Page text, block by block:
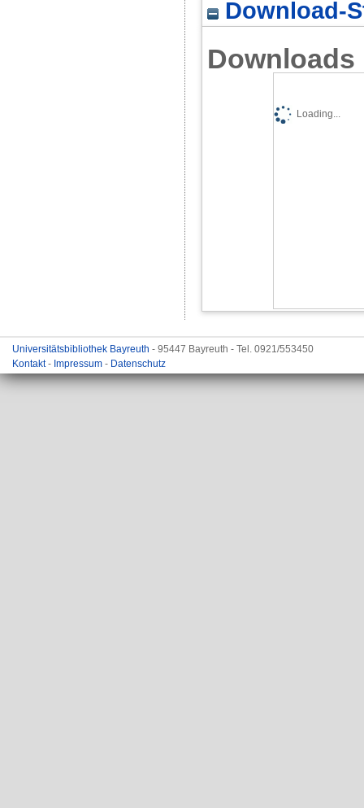
Download-
Downloads
Loading...
Universitätsbibliothek Bayreuth - 95447 Bayreuth - Tel. 0921/553450
Kontakt- Impressum - Datenschutz